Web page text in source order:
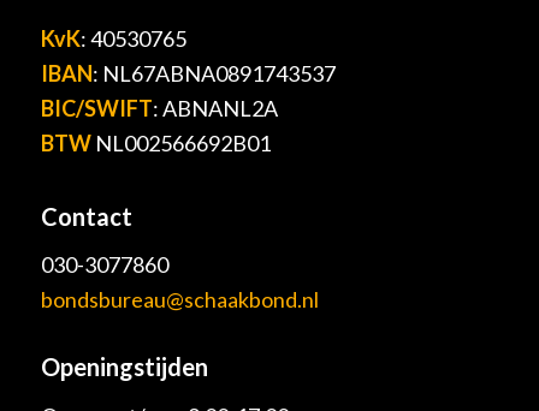
KvK: 40530765
IBAN: NL67ABNA0891743537
BIC/SWIFT: ABNANL2A
BTWNL002566692B01
Contact
030-3077860
bondsbureau@schaakbond.nl
Openingstijden